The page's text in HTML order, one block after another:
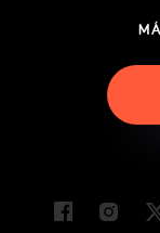
Facebook